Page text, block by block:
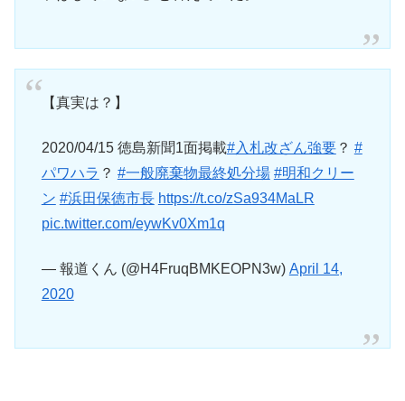
【真実は？】
2020/04/15 徳島新聞1面掲載#入札改ざん強要？ #
パワハラ ？ #一般廃棄物最終処分場 #明和クリー
ン #浜田保徳市長 https://t.co/zSa934MaLR
pic.twitter.com/eywKv0Xm1q
— 報道くん (@H4FruqBMKEOPN3w) April 14,
2020